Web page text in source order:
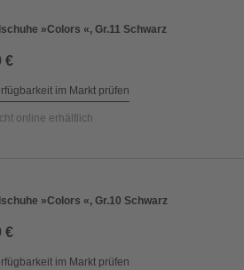
»Colors «, Gr.11 Schwarz
€
im Markt prüfen
online erhältlich
»Colors «, Gr.10 Schwarz
€
im Markt prüfen